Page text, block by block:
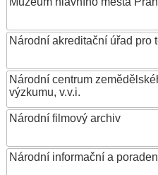
Národní akreditační úřad pro
Národní centrum
výzkumu, v.v.i.
Národní filmový archiv
Národní informační a